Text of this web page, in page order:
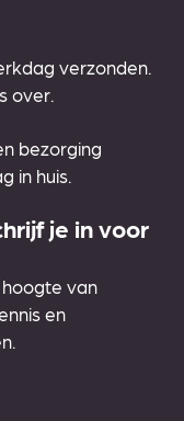
verzonden.
over.
bezorging
in huis.
je in voor
hoogte van
en